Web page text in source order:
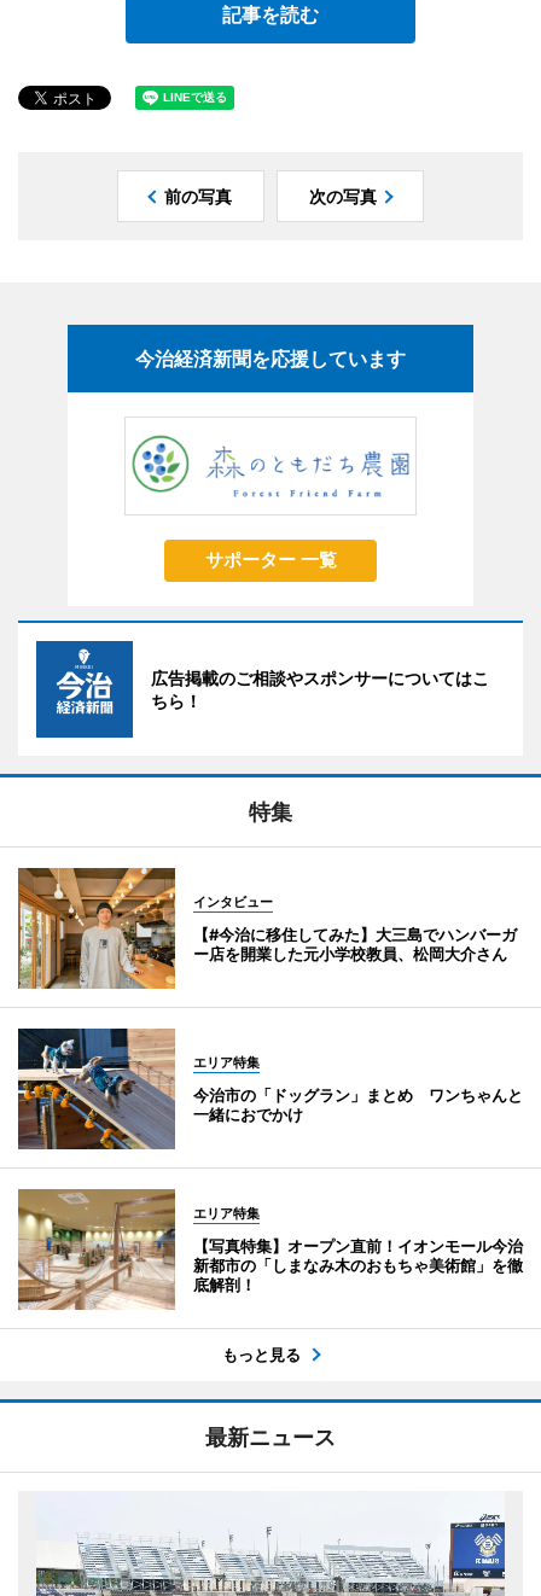
記事を読む
前の写真 次の写真
今治経済新聞を応援しています
サポーター 一覧
広告掲載のご相談やスポンサーについてはこ
ちら！
特集
インタビュー
【#今治に移住してみた】大三島でハンバーガ
ー店を開業した元小学校教員、松岡大介さん
エリア特集
今治市の「ドッグラン」まとめ ワンちゃんと
一緒におでかけ
エリア特集
【写真特集】オープン直前！イオンモール今治
新都市の「しまなみ木のおもちゃ美術館」を徹
底解剖！
もっと見る
最新ニュース